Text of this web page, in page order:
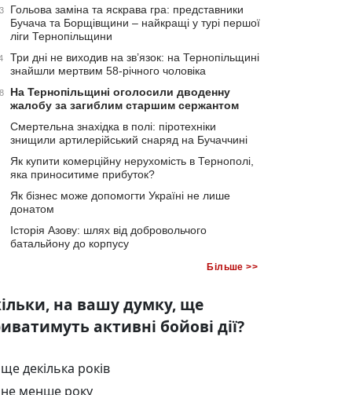
Гольова заміна та яскрава гра: представники
Бучача та Борщівщини – найкращі у турі першої
ліги Тернопільщини
Три дні не виходив на зв’язок: на Тернопільщині
знайшли мертвим 58-річного чоловіка
На Тернопільщині оголосили дводенну
жалобу за загиблим старшим сержантом
Смертельна знахідка в полі: піротехніки
знищили артилерійський снаряд на Бучаччині
Як купити комерційну нерухомість в Тернополі,
яка приноситиме прибуток?
Як бізнес може допомогти Україні не лише
донатом
Історія Азову: шлях від добровольчого
батальйону до корпусу
Більше >>
на вашу думку, ще
активні бойові дії?
ще декілька років
не менше року